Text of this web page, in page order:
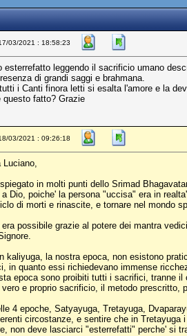
03/2021 : 18:58:23
esterrefatto leggendo il sacrificio umano
di grandi saggi e brahmana.
i Canti finora letti si esalta l'amore e la
questo fatto? Grazie
03/2021 : 09:26:18
Luciano,
in molti punti dello Srimad
Dio, poiche' la persona "uccisa" era in
di morti e rinascite, e tornare nel mondo
possibile grazie al potere dei mantra
kaliyuga, la nostra epoca, non esistono
in quanto essi richiedevano immense
epoca sono proibiti tutti i sacrifici, tranne
e proprio sacrificio, il metodo prescritto,
4 epoche, Satyayuga, Tretayuga,
circostanze, e sentire che in
non deve lasciarci "esterrefatti" perche' si